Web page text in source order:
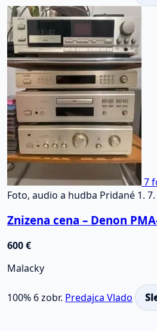
7
Foto, audio a hudba Pridané 1.
Znizena cena – Denon
600 €
Malacky
100% 6 zobr. Predajca Vlado